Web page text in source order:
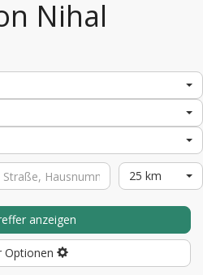
Nihal
25 km
anzeigen
Optionen